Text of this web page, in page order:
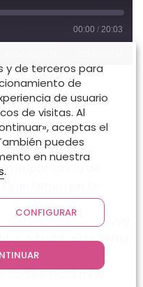
00:00 / 20:03
en una nueva
el 12 de
importancia de
de las redes
interés. Por ello, voy
a tratar este tema.
familia es foco
Porque para mi la
y de terceros para
de
de usuario
de visitas. Al
aceptas el
puedes
en nuestra
.
CONFIGURAR